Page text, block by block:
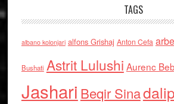
TAGS
albano kolonjari alfons Grishaj Anton Cefa
Bushati Astrit Lulushi Aurenc
Jashari Beqir Sina